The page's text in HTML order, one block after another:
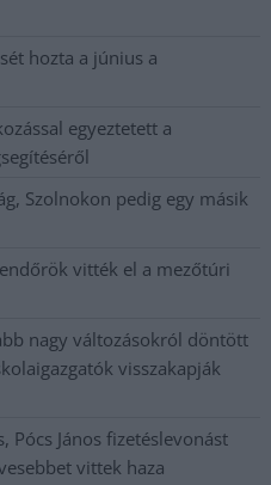
hozta a június a
egyeztetett a
Szolnokon pedig egy másik
vitték el a mezőtúri
nagy változásokról döntött
visszakapják
Pócs János fizetéslevonást
vittek haza